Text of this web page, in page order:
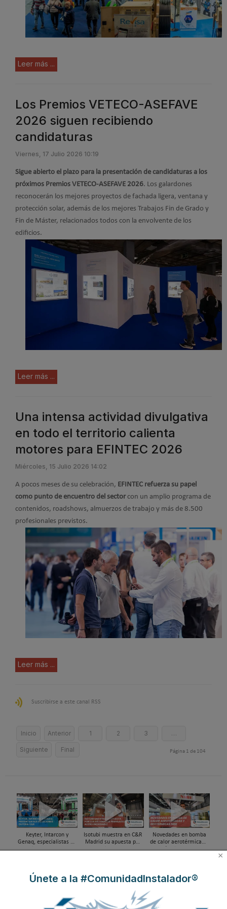
Leer más ...
Los Premios VETECO-ASEFAVE
2026 siguen recibiendo
candidaturas
Viernes, 17 Julio 2026 10:19
Sigue abierto el plazo para la presentación de candidaturas a los
próximos Premios VETECO-ASEFAVE 2026. Los galardones
reconocerán los mejores proyectos de fachada ligera, ventana y
protección solar, además de los mejores Trabajos Fin de Grado y
Fin de Máster, relacionados todos con la envolvente de los
edificios.
Leer más ...
Una intensa actividad divulgativa
en todo el territorio calienta
motores para EFINTEC 2026
Miércoles, 15 Julio 2026 14:02
A pocos meses de su celebración, EFINTEC refuerza su papel
como punto de encuentro del sectorcon un amplio programa de
contenidos, roadshows, almuerzos de trabajo y más de 8.500
profesionales previstos.
Leer más ...
Suscribirse a este canal RSS
Inicio Anterior 1 2 3 …
Siguiente Final Página 1 de 104
Keyter, Intarcon y
Genaq, especialistas en
soluciones HVAC&R de
Isotubi muestra en C&R
Madrid su apuesta por
los sistemas de
Novedades en bomba
de calor aerotérmicas y
geotérmicas NIBE en
climatización sostenible
Panasonic en Feria C&R
Daikin presenta su
ecosistema tecnológico
en Feria C&R 2025
novedades para
integración de aire
×
Únete a la #ComunidadInstalador®